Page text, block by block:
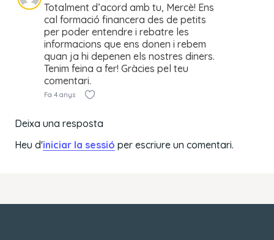
Totalment d’acord amb tu, Mercè! Ens
cal formació financera des de petits
per poder entendre i rebatre les
informacions que ens donen i rebem
quan ja hi depenen els nostres diners.
Tenim feina a fer! Gràcies pel teu
comentari.
Fa 4 anys
Deixa una resposta
Heu d'iniciar la sessió per escriure un comentari.